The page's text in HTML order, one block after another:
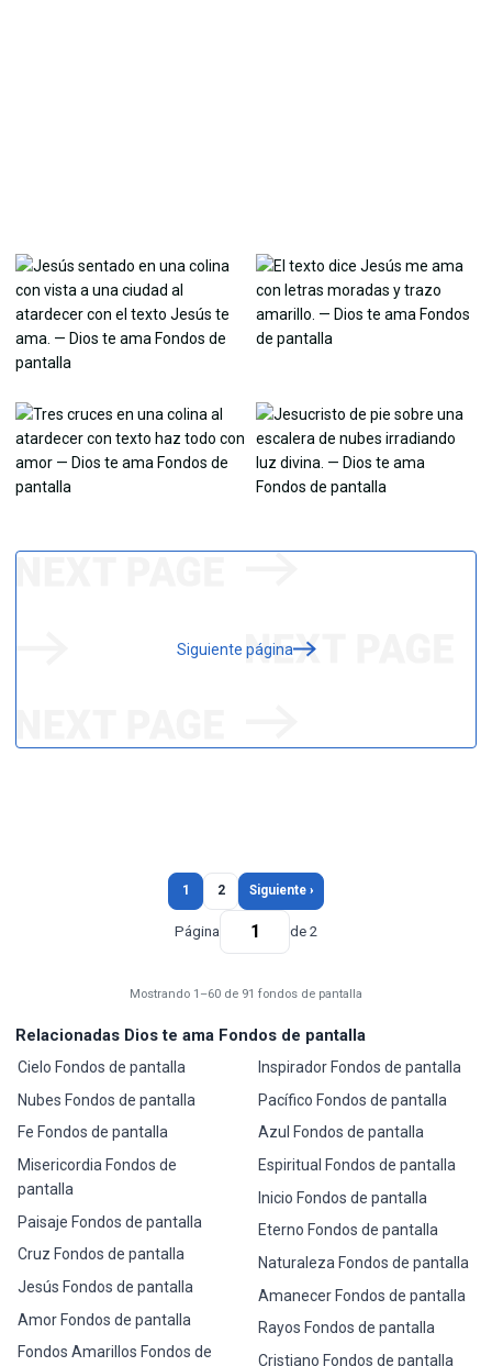
Siguiente página
1 2 Siguiente ›
Página de 2
Mostrando 1–60 de 91 fondos de pantalla
Relacionadas Dios te ama Fondos de pantalla
Cielo Fondos de pantalla
Nubes Fondos de pantalla
Fe Fondos de pantalla
Misericordia Fondos de
pantalla
Paisaje Fondos de pantalla
Cruz Fondos de pantalla
Jesús Fondos de pantalla
Amor Fondos de pantalla
Fondos Amarillos Fondos de
Inspirador Fondos de pantalla
Pacífico Fondos de pantalla
Azul Fondos de pantalla
Espiritual Fondos de pantalla
Inicio Fondos de pantalla
Eterno Fondos de pantalla
Naturaleza Fondos de pantalla
Amanecer Fondos de pantalla
Rayos Fondos de pantalla
Cristiano Fondos de pantalla